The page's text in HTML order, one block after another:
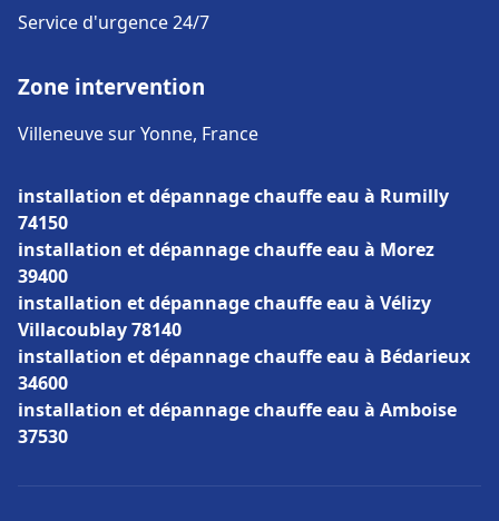
Service d'urgence 24/7
Zone intervention
Villeneuve sur Yonne, France
installation et dépannage chauffe eau à Rumilly
74150
installation et dépannage chauffe eau à Morez
39400
installation et dépannage chauffe eau à Vélizy
Villacoublay 78140
installation et dépannage chauffe eau à Bédarieux
34600
installation et dépannage chauffe eau à Amboise
37530